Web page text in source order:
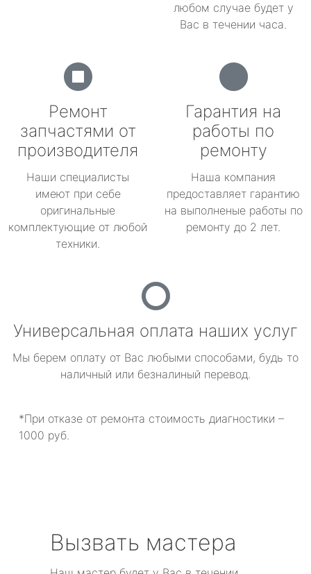
любом случае будет у
Вас в течении часа.
Ремонт
запчастями от
производителя
Наши специалисты
имеют при себе
оригинальные
комплектующие от любой
техники.
Гарантия на
работы по
ремонту
Наша компания
предоставляет гарантию
на выполненые работы по
ремонту до 2 лет.
Универсальная оплата наших услуг
Мы берем оплату от Вас любыми способами, будь то
наличный или безналиный перевод.
*При отказе от ремонта стоимость диагностики –
1000 руб.
Вызвать мастера